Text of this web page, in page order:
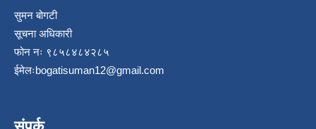
सुमन बोगटी
सूचना अधिकारी
फोन नः ९८५८४८४२८५
ईमेलःbogatisuman12@gmail.com